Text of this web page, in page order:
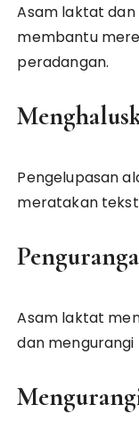
Asam laktat dan
membantu
peradangan.
Pengelupasan
meratakan
Asam laktat
dan